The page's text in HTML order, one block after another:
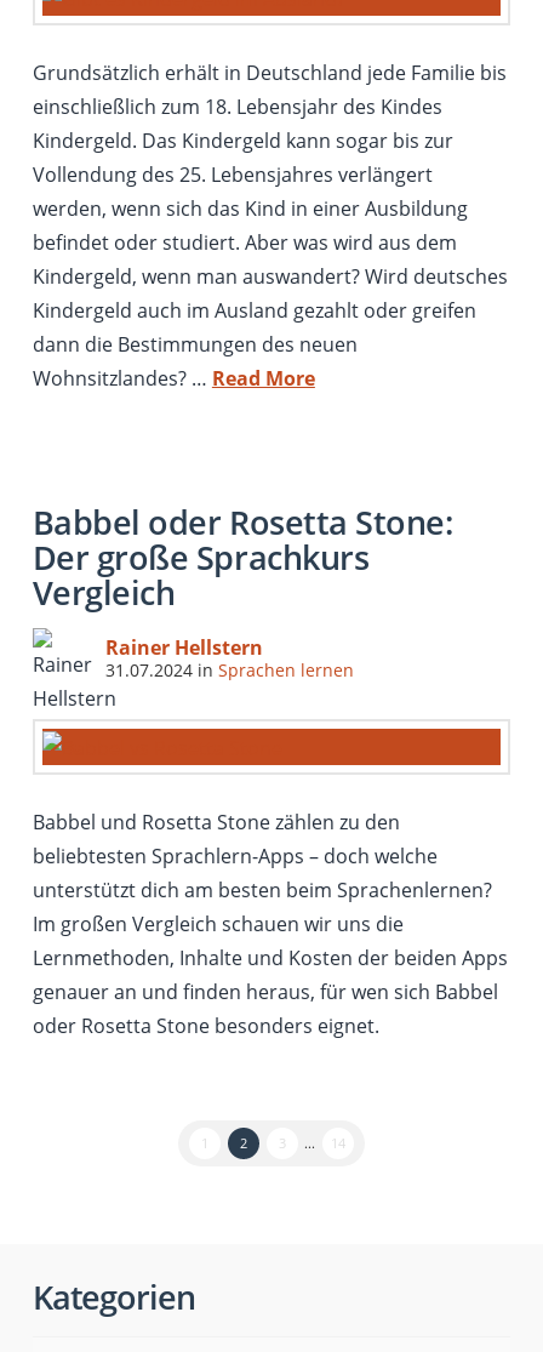
Grundsätzlich erhält in Deutschland jede Familie bis
einschließlich zum 18. Lebensjahr des Kindes
Kindergeld. Das Kindergeld kann sogar bis zur
Vollendung des 25. Lebensjahres verlängert
werden, wenn sich das Kind in einer Ausbildung
befindet oder studiert. Aber was wird aus dem
Kindergeld, wenn man auswandert? Wird deutsches
Kindergeld auch im Ausland gezahlt oder greifen
dann die Bestimmungen des neuen
Wohnsitzlandes? … Read More
Babbel oder Rosetta Stone:
Der große Sprachkurs
Vergleich
Rainer Hellstern
31.07.2024in Sprachen lernen
Babbel und Rosetta Stone zählen zu den
beliebtesten Sprachlern-Apps – doch welche
unterstützt dich am besten beim Sprachenlernen?
Im großen Vergleich schauen wir uns die
Lernmethoden, Inhalte und Kosten der beiden Apps
genauer an und finden heraus, für wen sich Babbel
oder Rosetta Stone besonders eignet.
1 2 3 ... 14
Kategorien